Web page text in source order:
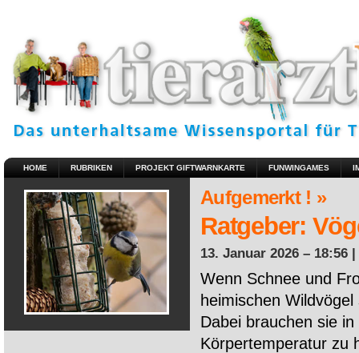
HOME RUBRIKEN PROJEKT GIFTWARNKARTE FUNWINGAMES
Aufgemerkt ! »
Ratgeber:
13. Januar 2026 – 18:56 |
Wenn Schnee und
heimischen
Dabei brauchen sie
Körpertemperatur zu